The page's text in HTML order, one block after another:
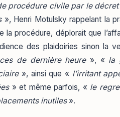
procédure civile par le décret
», Henri Motulsky rappelant la
procédure, déplorait que
des plaidoiries sinon la
de dernière heure», « la
», ainsi que « l’irritant
» et même parfois, « le
inutiles».